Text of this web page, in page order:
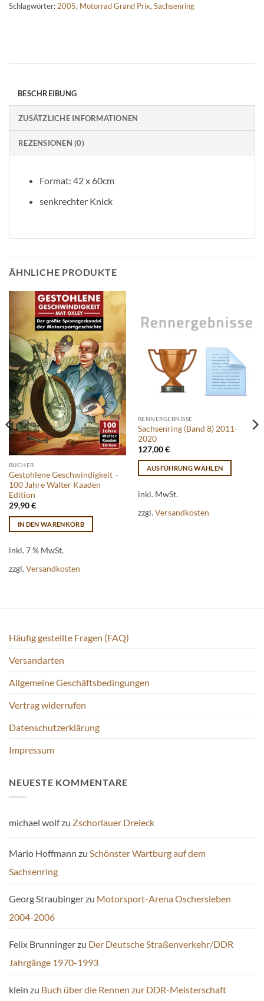
Schlagwörter: 2005, Motorrad Grand Prix, Sachsenring
BESCHREIBUNG
ZUSÄTZLICHE INFORMATIONEN
REZENSIONEN (0)
Format: 42 x 60cm
senkrechter Knick
ÄHNLICHE PRODUKTE
BÜCHER
Gestohlene Geschwindigkeit –
100 Jahre Walter Kaaden
Edition
29,90€
IN DEN WARENKORB
inkl. 7 % MwSt.
zzgl.Versandkosten
RENNERGEBNISSE
Sachsenring (Band 8) 2011-
2020
127,00€
AUSFÜHRUNG WÄHLEN
Produkt
mehrere
inkl. MwSt.
zzgl.Versandkosten
Häufig gestellte Fragen (FAQ)
Versandarten
Allgemeine Geschäftsbedingungen
Vertrag widerrufen
Datenschutzerklärung
Impressum
NEUESTE KOMMENTARE
michael wolfzu Zschorlauer Dreieck
Mario Hoffmann zu Schönster Wartburg auf dem
Sachsenring
Georg Straubingerzu Motorsport-Arena Oschersleben
2004-2006
Felix Brunningerzu Der Deutsche Straßenverkehr/DDR
Jahrgänge 1970-1993
klein zu Buch über die Rennen zur DDR-Meisterschaft